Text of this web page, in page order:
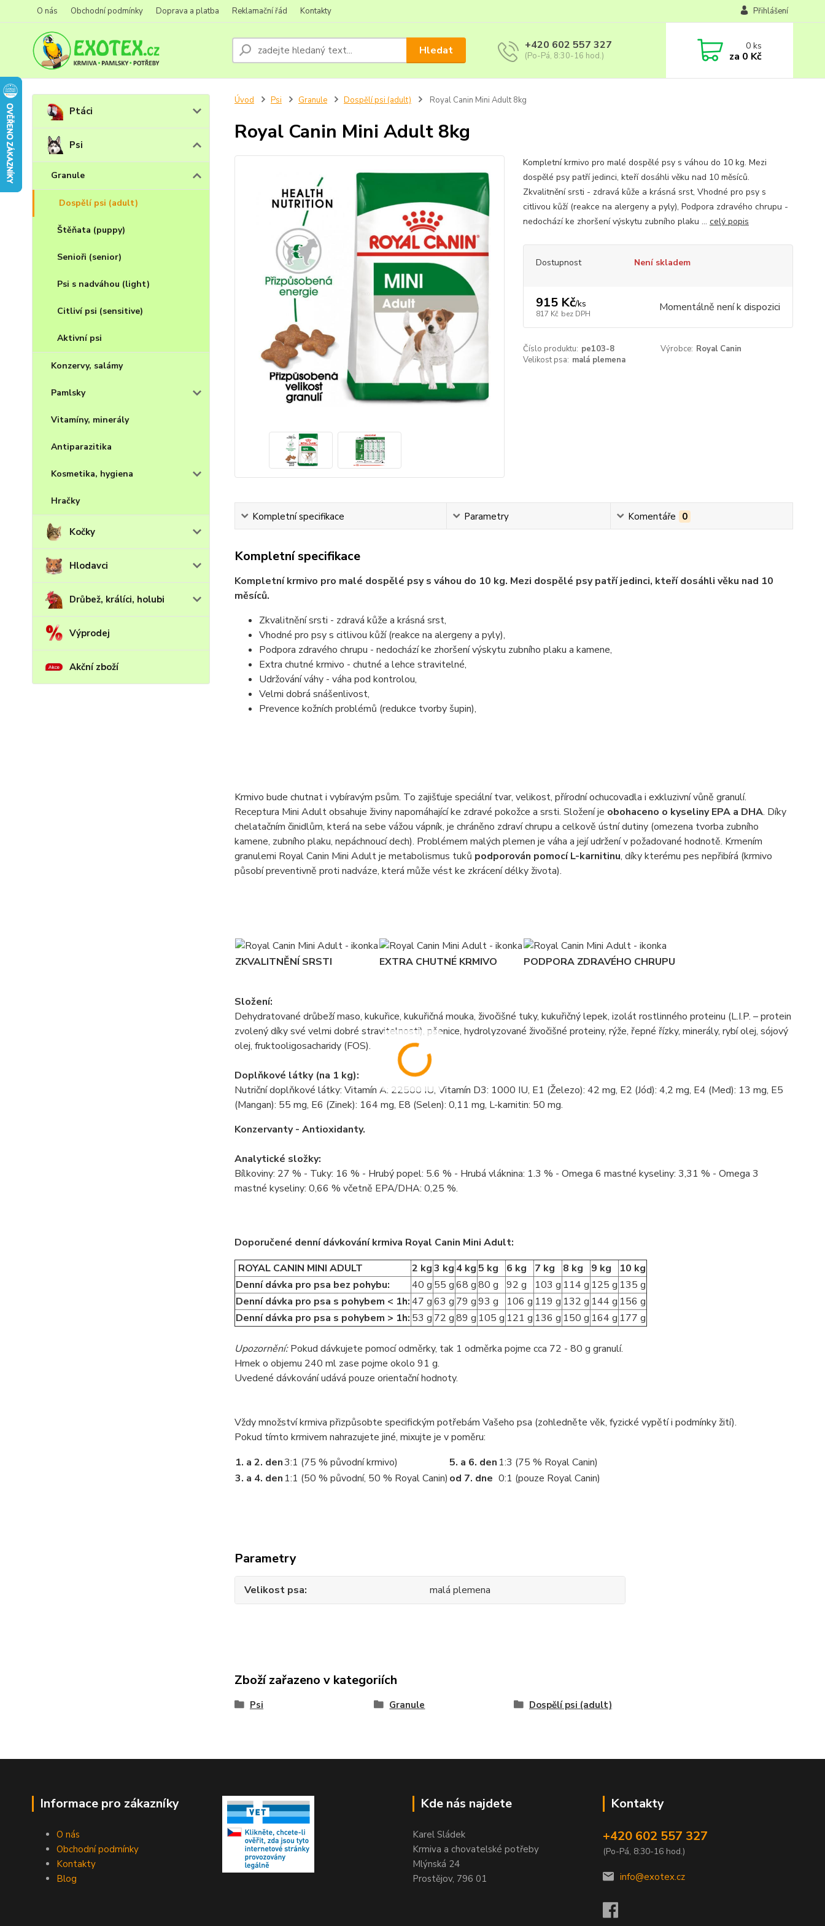
O nás Obchodní podmínky Doprava a platba Reklamační řád Kontakty Přihlášení
Hledat +420 602 557 327
(Po-Pá, 8:30-16 hod.)
0ks
za 0 Kč
Ptáci
Psi
Granule
Dospělí psi (adult)
Štěňata (puppy)
Senioři (senior)
Psi s nadváhou (light)
Citliví psi (sensitive)
Aktivní psi
Konzervy, salámy
Pamlsky
Vitamíny, minerály
Antiparazitika
Kosmetika, hygiena
Hračky
Kočky
Hlodavci
Drůbež, králíci, holubi
Výprodej
Akční zboží
Úvod Psi Granule Dospělí psi (adult) Royal Canin Mini Adult 8kg
Royal Canin Mini Adult 8kg
Kompletní krmivo pro malé dospělé psy s váhou do 10 kg. Mezi
dospělé psy patří jedinci, kteří dosáhli věku nad 10 měsíců.
Zkvalitnění srsti - zdravá kůže a krásná srst, Vhodné pro psy s
citlivou kůží (reakce na alergeny a pyly), Podpora zdravého chrupu -
nedochází ke zhoršení výskytu zubního plaku ... celý popis
Dostupnost Není skladem
915 Kč/ks
817 Kč bez DPH Momentálně není k dispozici
Číslo produktu: pe103-8 Výrobce: Royal Canin
Velikost psa: malá plemena
Kompletní specifikace Parametry Komentáře 0
Kompletní specifikace
Kompletní krmivo pro malé dospělé psy s váhou do 10 kg. Mezi dospělé psy patří jedinci, kteří dosáhli věku nad 10
měsíců.
Zkvalitnění srsti - zdravá kůže a krásná srst,
Vhodné pro psy s citlivou kůží (reakce na alergeny a pyly),
Podpora zdravého chrupu - nedochází ke zhoršení výskytu zubního plaku a kamene,
Extra chutné krmivo - chutné a lehce stravitelné,
Udržování váhy - váha pod kontrolou,
Velmi dobrá snášenlivost,
Prevence kožních problémů (redukce tvorby šupin),
Krmivo bude chutnat i vybíravým psům. To zajišťuje speciální tvar, velikost, přírodní ochucovadla i exkluzivní vůně granulí.
Receptura Mini Adult obsahuje živiny napomáhající ke zdravé pokožce a srsti. Složení je obohaceno o kyseliny EPA a DHA. Díky
chelatačním činidlům, která na sebe vážou vápník, je chráněno zdraví chrupu a celkově ústní dutiny (omezena tvorba zubního
kamene, zubního plaku, nepáchnoucí dech). Problémem malých plemen je váha a její udržení v požadované hodnotě. Krmením
granulemi Royal Canin Mini Adult je metabolismus tuků podporován pomocí L-karnitinu, díky kterému pes nepřibírá (krmivo
působí preventivně proti nadváze, která může vést ke zkrácení délky života).
ZKVALITNĚNÍ SRSTI EXTRA CHUTNÉ KRMIVO PODPORA ZDRAVÉHO CHRUPU
Složení:
Dehydratované drůbeží maso, kukuřice, kukuřičná mouka, živočišné tuky, kukuřičný lepek, izolát rostlinného proteinu (L.I.P. – protein
zvolený díky své velmi dobré stravitelnosti), pšenice, hydrolyzované živočišné proteiny, rýže, řepné řízky, minerály, rybí olej, sójový
olej, fruktooligosacharidy (FOS).
Doplňkové látky (na 1 kg):
Nutriční doplňkové látky: Vitamín A: 22500 IU, Vitamín D3: 1000 IU, E1 (Železo): 42 mg, E2 (Jód): 4,2 mg, E4 (Med): 13 mg, E5
(Mangan): 55 mg, E6 (Zinek): 164 mg, E8 (Selen): 0,11 mg, L-karnitin: 50 mg.
Konzervanty - Antioxidanty.
Analytické složky:
Bílkoviny: 27 % - Tuky: 16 % - Hrubý popel: 5.6 % - Hrubá vláknina: 1.3 % - Omega 6 mastné kyseliny: 3,31 % - Omega 3
mastné kyseliny: 0,66 % včetně EPA/DHA: 0,25 %.
Doporučené denní dávkování krmiva Royal Canin Mini Adult:
ROYAL CANIN MINI ADULT
2 kg3 kg 4 kg5 kg 6 kg 7 kg 8 kg 9 kg
10 kg
Denní dávka pro psa bez pohybu:
40 g 55 g68 g80 g 92 g 103 g 114 g 125 g 135 g
Denní dávka pro psa s pohybem < 1h:47 g63 g 79 g93 g 106 g 119 g 132 g 144 g 156 g
Denní dávka pro psa s pohybem > 1h: 53 g 72 g89 g 105 g 121 g 136 g 150 g 164 g 177 g
Upozornění:Pokud dávkujete pomocí odměrky, tak 1 odměrka pojme cca 72 - 80 g granulí.
Hrnek o objemu 240 ml zase pojme okolo 91 g.
Uvedené dávkování udává pouze orientační hodnoty.
Vždy množství krmiva přizpůsobte specifickým potřebám Vašeho psa (zohledněte věk, fyzické vypětí i podmínky žití).
Pokud tímto krmivem nahrazujete jiné, mixujte je v poměru:
1. a 2. den3:1 (75 % původní krmivo) 5. a 6. den 1:3 (75 % Royal Canin)
3. a 4. den 1:1 (50 % původní, 50 % Royal Canin) od 7. dne 0:1 (pouze Royal Canin)
Parametry
Velikost psa malá plemena
Zboží zařazeno v kategoriích
Psi Granule Dospělí psi (adult)
Informace pro zákazníky
O nás
Obchodní podmínky
Kontakty
Blog
Kde nás najdete
Karel Sládek
Krmiva a chovatelské potřeby
Mlýnská 24
Prostějov, 796 01
Kontakty
+420 602 557 327
(Po-Pá, 8:30-16 hod.)
info@exotex.cz